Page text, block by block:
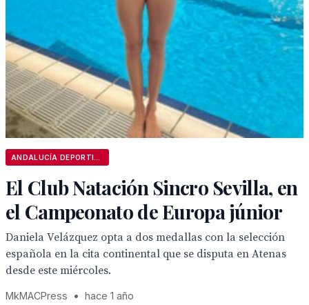
El Club Natación Sincro Sevilla, en
el Campeonato de Europa júnior
Daniela Velázquez opta a dos medallas con la selección
española en la cita continental que se disputa en Atenas
desde este miércoles.
MkMACPress • hace 1 año